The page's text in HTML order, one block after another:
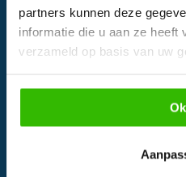
partners kunnen deze
informatie die u aan ze heeft
verzameld op basis van uw
Impressie
Weddingplanner
INFORMATIE
Voor Bedrijven